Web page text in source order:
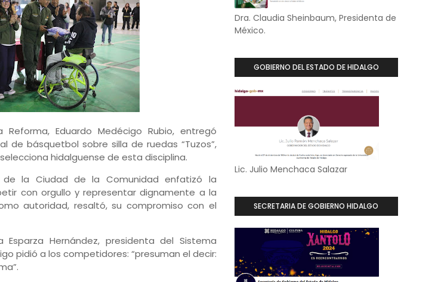
Eduardo Medécigo Rubio, entregó
de básquetbol sobre silla de ruedas “Tuzos”,
hidalguense de esta disciplina.
la Ciudad de la Comunidad enfatizó la
con orgullo y representar dignamente a la
autoridad, resaltó, su compromiso con el
Esparza Hernández, presidenta del Sistema
pidió a los competidores: “presuman el decir:
Dra. Claudia Sheinbaum, Presidenta de
México.
GOBIERNO DEL ESTADO DE HIDALGO
Lic. Julio Menchaca Salazar
SECRETARIA DE GOBIERNO HIDALGO